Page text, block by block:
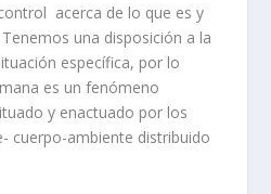
acerca de lo que es y
una disposición a la
específica, por lo
es un fenómeno
y enactuado por los
cuerpo-ambiente distribuido